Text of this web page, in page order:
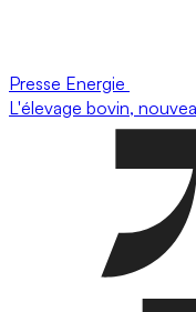
Presse Energie
L'élevage bovin,